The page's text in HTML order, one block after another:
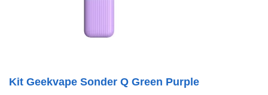
Kit Geekvape Sonder Q Green Purple